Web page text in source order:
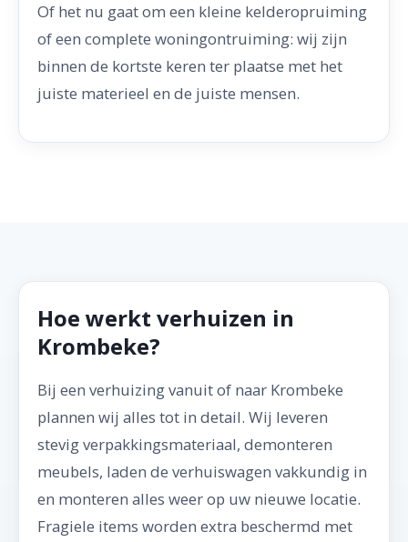
Of het nu gaat om een kleine kelderopruiming
of een complete woningontruiming: wij zijn
binnen de kortste keren ter plaatse met het
juiste materieel en de juiste mensen.
Hoe werkt verhuizen in
Krombeke?
Bij een verhuizing vanuit of naar Krombeke
plannen wij alles tot in detail. Wij leveren
stevig verpakkingsmateriaal, demonteren
meubels, laden de verhuiswagen vakkundig in
en monteren alles weer op uw nieuwe locatie.
Fragiele items worden extra beschermd met